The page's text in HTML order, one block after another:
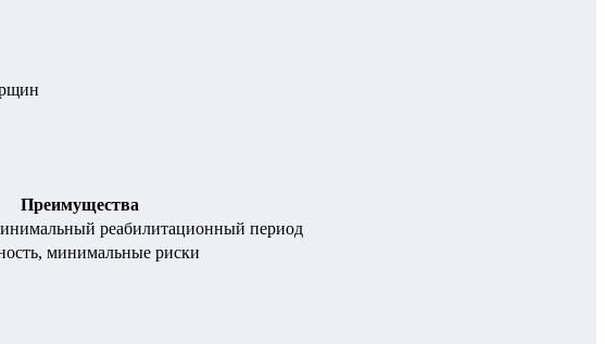
Преимущества
реабилитационный период
минимальные риски